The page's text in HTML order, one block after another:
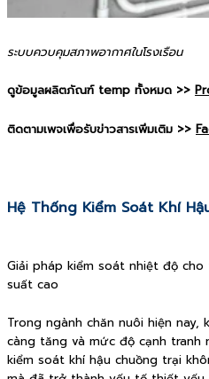
ระบบควบคุมสภาพอากาศในโรงเรือน
ดูข้อมูลผลิตภัณฑ์ temp ทั้งหมด >>
ติดตามเพจเพื่อรับข่าวสารเพิ่มเติม >>
Hệ Thống Kiểm Soát Khí
Giải pháp kiểm soát nhiệt độ
suất cao
Trong ngành chăn nuôi hiện
càng tăng và mức độ cạnh tranh
kiểm soát khí hậu chuồng trại